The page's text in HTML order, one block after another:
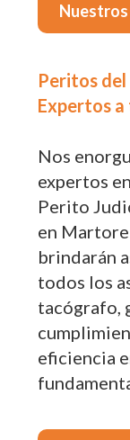
Peritos
Expertos
Nos
expertos
Perito
en
brindarán
todos los
tacógrafo,
eficiencia